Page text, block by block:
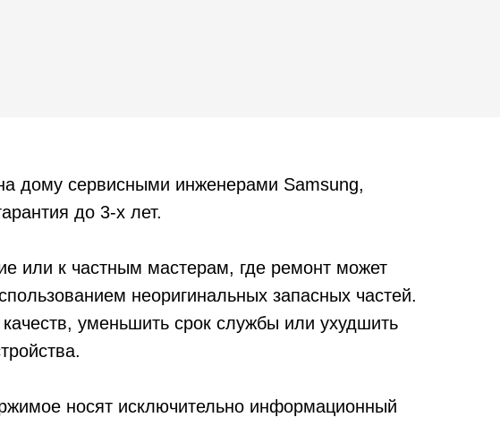
дому сервисными инженерами Samsung,
до 3-х лет.
или к частным мастерам, где ремонт может
неоригинальных запасных частей.
уменьшить срок службы или ухудшить
носят исключительно информационный